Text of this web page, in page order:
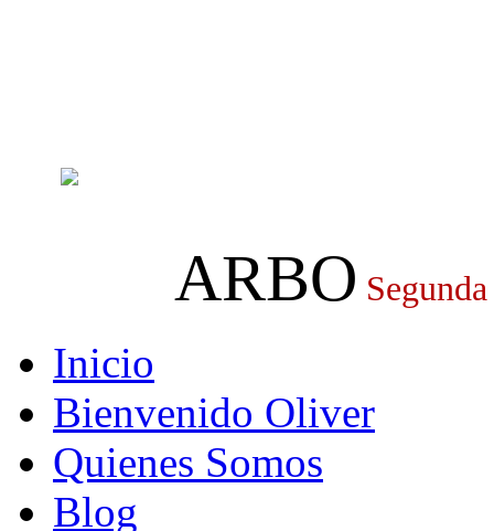
ARBO
Inicio
Bienvenido Oliver
Quienes Somos
Blog